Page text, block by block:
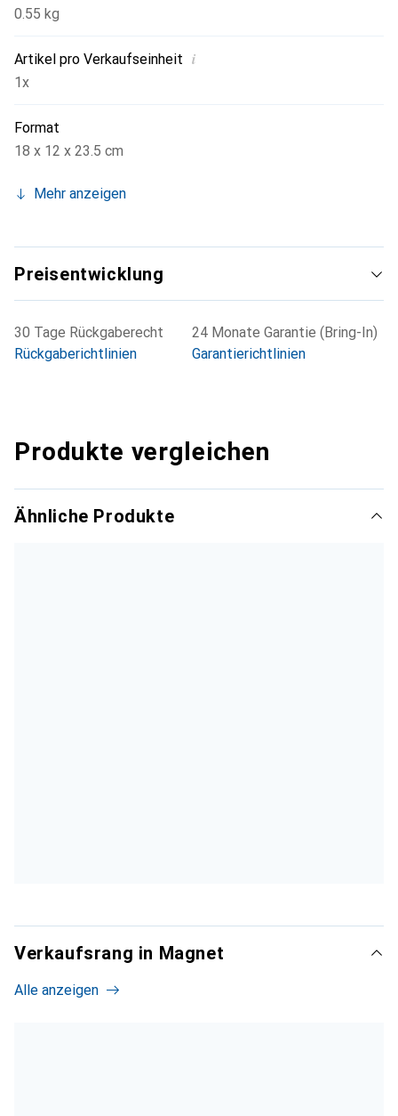
0.55 kg
Artikel pro Verkaufseinheit i
1x
Format
18 x 12 x 23.5 cm
Mehr anzeigen
Preisentwicklung
30 Tage Rückgaberecht
Rückgaberichtlinien
24 Monate Garantie (Bring-In)
Garantierichtlinien
Produkte vergleichen
Ähnliche Produkte
Verkaufsrang in Magnet
Alle anzeigen